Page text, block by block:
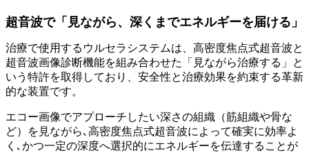
超音波で「見ながら、深くまでエネルギーを届ける」
治療で使用するウルセラシステムは、高密度焦点式超音波と
超音波画像診断機能を組み合わせた「見ながら治療する」と
いう特許を取得しており、安全性と治療効果を約束する革新
的な装置です。
エコー画像でアプローチしたい深さの組織（筋組織や骨な
ど）を見ながら､高密度焦点式超音波によって確実に効率よ
く､かつ一定の深度へ選択的にエネルギーを伝達することが